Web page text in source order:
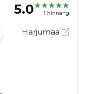
5.0 1 hinnang
Harjumaa